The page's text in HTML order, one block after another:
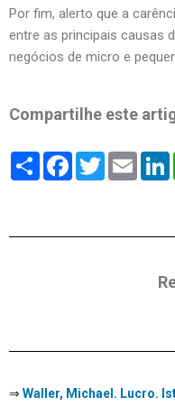
Por fim, alerto que a
entre as principais causas
negócios de micro e
Compartilhe este
ShareFacebook
Twitter
⇒ Waller, Michael. Lucro.